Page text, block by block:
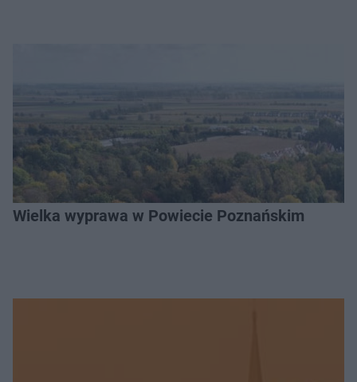
Wielka wyprawa w Powiecie Poznańskim